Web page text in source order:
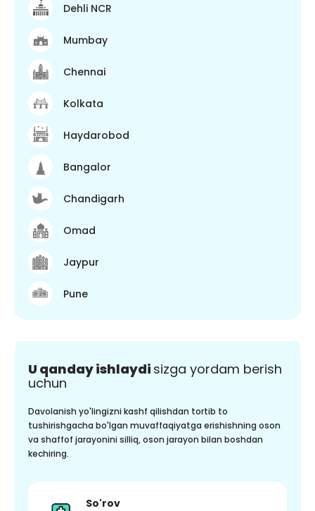
Dehli NCR
Mumbay
Chennai
Kolkata
Haydarobod
Bangalor
Chandigarh
Omad
Jaypur
Pune
U qanday ishlaydi sizga yordam berish
uchun
Davolanish yo'lingizni kashf qilishdan tortib to
tushirishgacha bo'lgan muvaffaqiyatga erishishning oson
va shaffof jarayonini silliq, oson jarayon bilan boshdan
kechiring.
So'rov